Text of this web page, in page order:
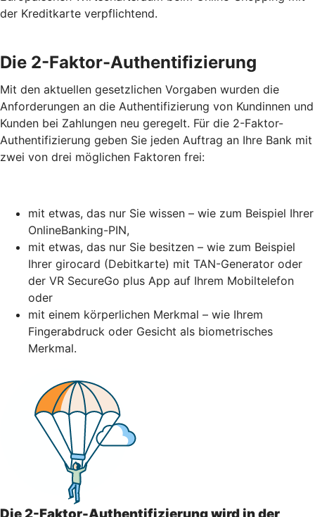
der Kreditkarte verpflichtend.
Die 2-Faktor-Authentifizierung
Mit den aktuellen gesetzlichen Vorgaben wurden die
Anforderungen an die Authentifizierung von Kundinnen und
Kunden bei Zahlungen neu geregelt. Für die 2-Faktor-
Authentifizierung geben Sie jeden Auftrag an Ihre Bank mit
zwei von drei möglichen Faktoren frei:
mit etwas, das nur Sie wissen – wie zum Beispiel Ihrer
OnlineBanking-PIN,
mit etwas, das nur Sie besitzen – wie zum Beispiel
Ihrer girocard (Debitkarte) mit TAN-Generator oder
der VR SecureGo plus App auf Ihrem Mobiltelefon
oder
mit einem körperlichen Merkmal – wie Ihrem
Fingerabdruck oder Gesicht als biometrisches
Merkmal.
Die 2-Faktor-Authentifizierung wird in der